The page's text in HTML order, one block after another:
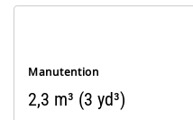
Manutention
2,3 m³ (3 yd³)